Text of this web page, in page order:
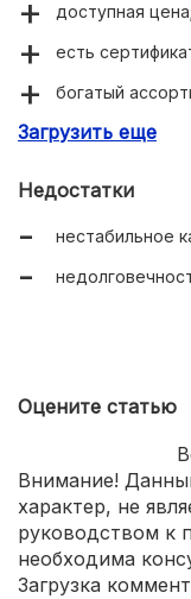
доступная цена;
есть
богатый
высокая
Загрузить еще
Недостатки
нестабильное
Оцените статью
Внимание!
характер, не
руководством к
необходима
Загрузка